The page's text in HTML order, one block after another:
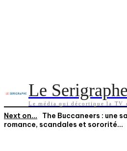
Le Serigraphe
Le média qui décortique la TV
Next on...
The Buccaneers : une
romance, scandales et sororité...